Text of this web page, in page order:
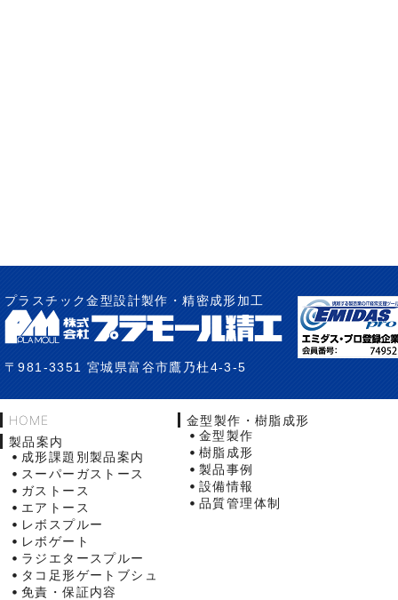
プラスチック金型設計製作・精密成形加工
〒981-3351 宮城県富谷市鷹乃杜4-3-5
HOME
製品案内
成形課題別製品案内
スーパーガストース
ガストース
エアトース
レボスプルー
レボゲート
ラジエタースプルー
タコ足形ゲートブシュ
免責・保証内容
金型製作・樹脂成形
金型製作
樹脂成形
製品事例
設備情報
品質管理体制